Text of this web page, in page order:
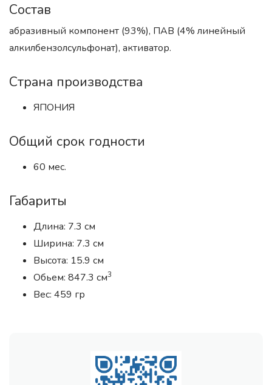
Состав
абразивный компонент (93%), ПАВ (4% линейный
алкилбензолсульфонат), активатор.
Страна производства
ЯПОНИЯ
Общий срок годности
60 мес.
Габариты
Длина: 7.3 см
Ширина: 7.3 см
Высота: 15.9 см
Обьем: 847.3 см3
Вес: 459 гр